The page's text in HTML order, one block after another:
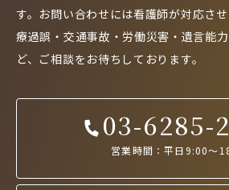
す。 お問い合わせには看護師が対応させ
療過誤・交通事故・労働災害・遺言能
ど、 ご相談をお待ちしております。
03-6285-
営業時間：平日9:00～